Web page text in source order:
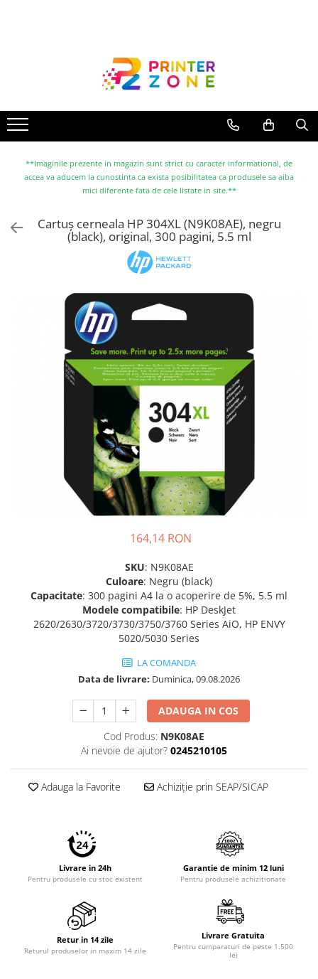
Imprimante cu jet
Multifunctionale laser
Multifunctionale cu jet
Imprimante etichete
Scanere
Accesorii multifunctionale
Consumabile imprimanta
Capete imprimare
Cartuse inkjet si cerneala
Cartuse compatibile
Drum unit compatibile
Printare 3D
Accesorii imprimante 3D
Laptopuri / notebookuri
Laptopuri gaming
Laptop-uri 2 in 1
Piese si accesorii
Accesorii Printing
**Imaginile prezente in magazin sunt strict cu caracter informational, de
accea va aducem la cunostinta ca exista posibilitatea ca produsele sa aiba
mici diferente fata de cele listate in site.**
Cartuș cerneala HP 304XL (N9K08AE), negru
(black), original, 300 pagini, 5.5 ml
164,14 RON
SKU: N9K08AE
Culoare: Negru (black)
Capacitate: 300 pagini A4 la o acoperire de 5%, 5.5 ml
Modele compatibile: HP DeskJet
2620/2630/3720/3730/3750/3760 Series AiO, HP ENVY
5020/5030 Series
LA COMANDA
Data de livrare: Duminica, 09.08.2026
ADAUGA IN COS
Cod Produs: N9K08AE
Ai nevoie de ajutor? 0245210105
Adauga la Favorite Achiziție prin SEAP/SICAP
Livrare in 24h
Pentru produsele cu stoc existent
Garantie de minim 12 luni
Pentru produsele achizitionate
Retur in 14 zile
Returul produselor in maxim 14 zile
Livrare Gratuita
Pentru cumparaturi de peste 1.500
lei